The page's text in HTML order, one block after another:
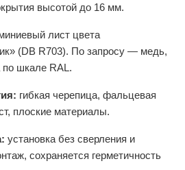
высотой до 16 мм.
лист цвета
(DB R703). По запросу — медь,
по шкале RAL.
гибкая черепица, фальцевая
плоские материалы.
установка без сверления и
сохраняется герметичность